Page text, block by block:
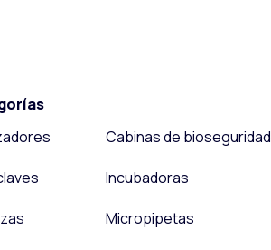
Cabinas de bioseguridad
Incubadoras
Micropipetas